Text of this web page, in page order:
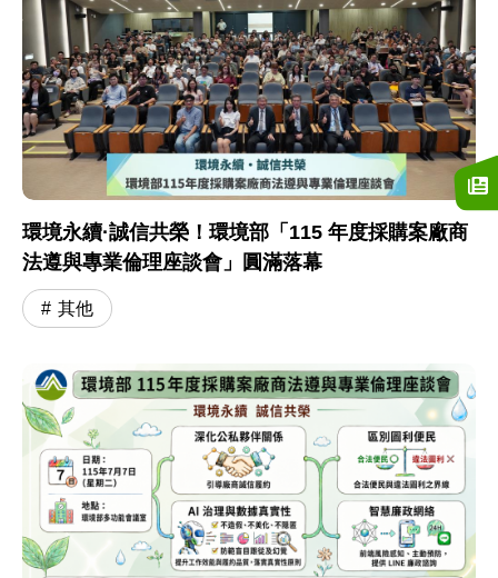
環境永續·誠信共榮！環境部「115 年度採購案廠商
法遵與專業倫理座談會」圓滿落幕
其他